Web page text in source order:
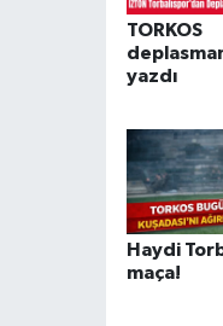
TORKOS
yazdı
Haydi
maça!